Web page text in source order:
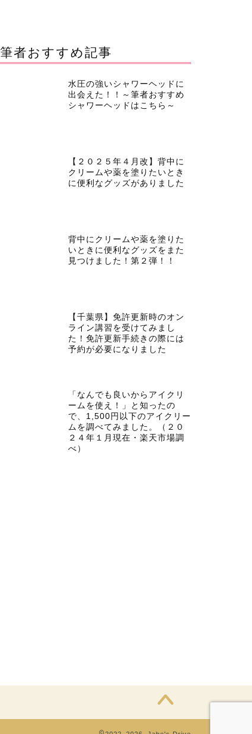
筆者おすすめ記事
水圧の強いシャワーヘッドに
出会えた！！～筆者おすすめ
シャワーヘッドはこちら～
【２０２５年４月改】背中に
クリームや薬を塗りたいとき
に便利なグッズがありました
背中にクリームや薬を塗りた
いときに便利なグッズをまた
見つけました！第２弾！！
【千葉県】免許更新時のオン
ライン講習を受けてみまし
た！免許更新手続きの際には
予約が必要になりました
「なんでも良いからアイクリ
ームを使え！」と知ったの
で、1,500円以下のアイクリー
ムを調べてみました。（２０
２４年１月現在・楽天市場調
べ）